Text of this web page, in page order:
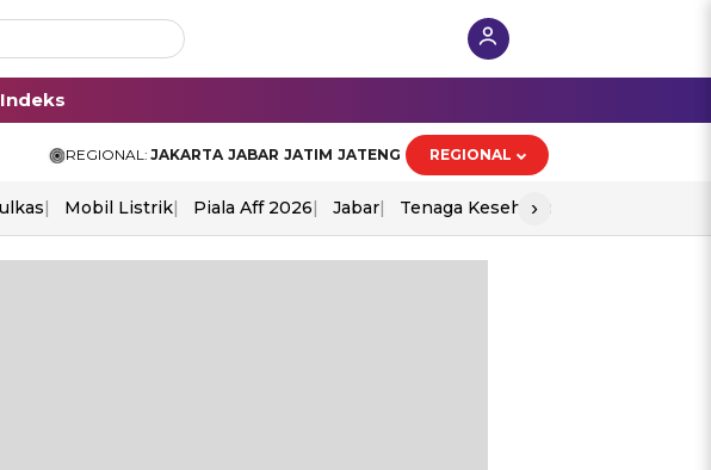
Indeks
REGIONAL: JAKARTA JABAR JATIM JATENG REGIONAL
Mobil Listrik Piala Aff 2026 Jabar Tenaga Kesehatan
›